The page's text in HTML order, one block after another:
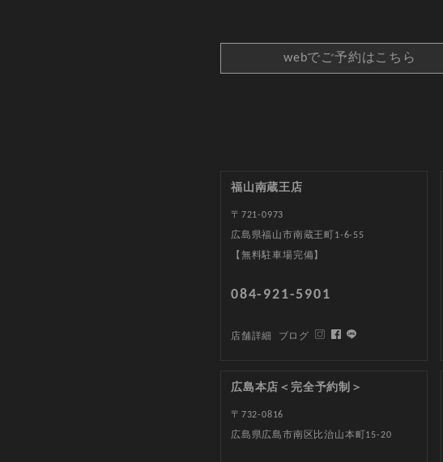
webでご予約はこちら
福山南蔵王店
〒721-0973
広島県福山市南蔵王町1-6-55
【無料駐車場完備】
084-921-5901
店舗詳細 ブログ
広島本店＜完全予約制＞
〒732-0816
広島県広島市南区比治山本町15-20